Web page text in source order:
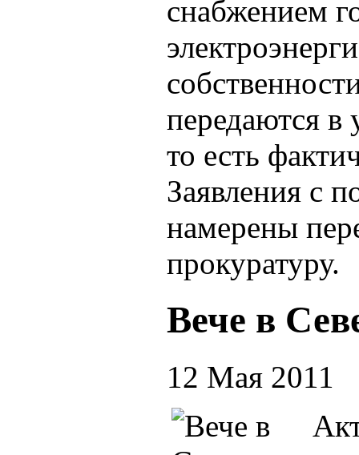
снабжением
передаются в
то есть
Заявления с
намерены
прокуратуру.
Вече в
12 Мая 2011